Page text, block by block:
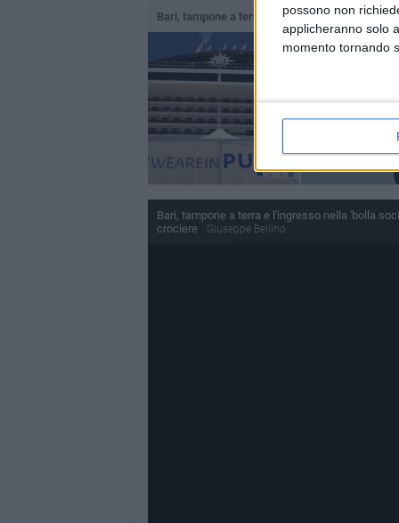
possono non
applicheranno solo
momento tornando
Bari, tampone a terra e l'ingresso nella 'bolla
Bari, tampone a terra e l'ingresso nella 'bolla
crociere
Giuseppe Bellino